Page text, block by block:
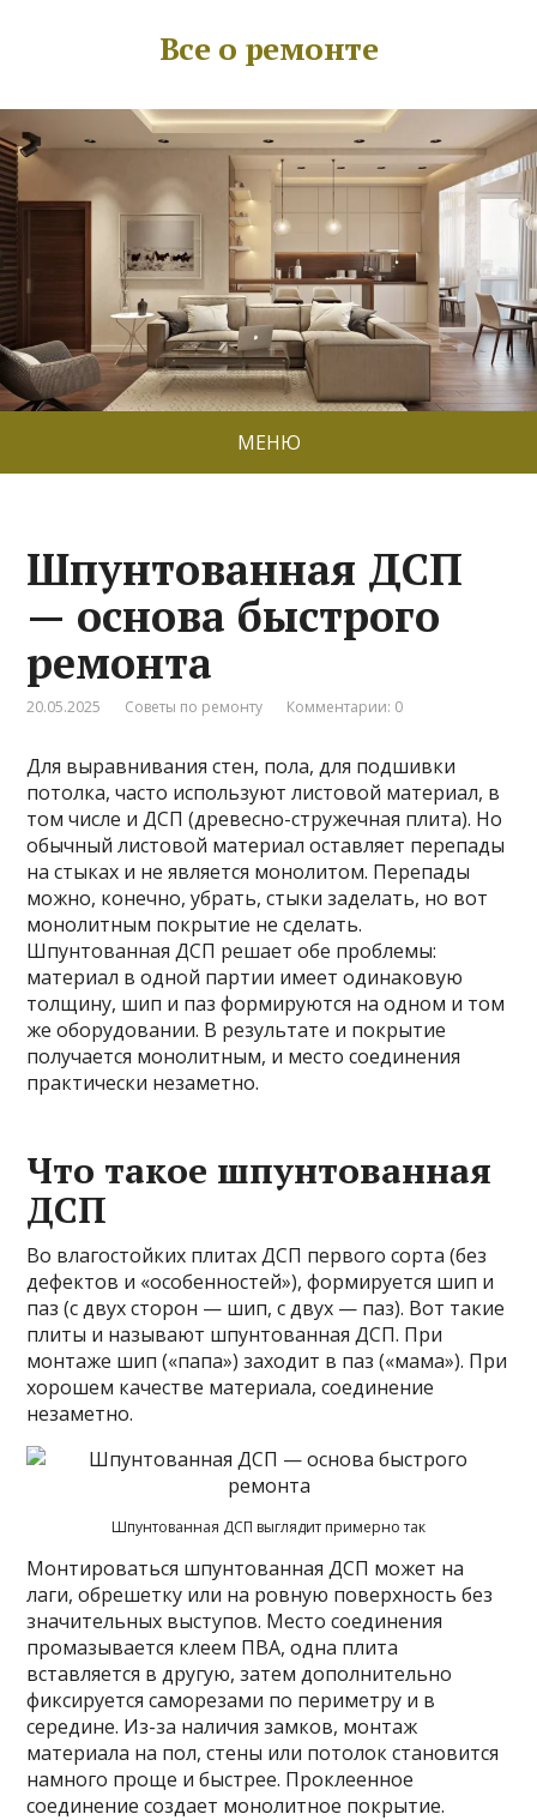
Все о ремонте
МЕНЮ
Шпунтованная ДСП
— основа быстрого
ремонта
20.05.2025 Советы по ремонту Комментарии: 0
Для выравнивания стен, пола, для подшивки
потолка, часто используют листовой материал, в
том числе и ДСП (древесно-стружечная плита). Но
обычный листовой материал оставляет перепады
на стыках и не является монолитом. Перепады
можно, конечно, убрать, стыки заделать, но вот
монолитным покрытие не сделать.
Шпунтованная ДСП решает обе проблемы:
материал в одной партии имеет одинаковую
толщину, шип и паз формируются на одном и том
же оборудовании. В результате и покрытие
получается монолитным, и место соединения
практически незаметно.
Что такое шпунтованная
ДСП
Во влагостойких плитах ДСП первого сорта (без
дефектов и «особенностей»), формируется шип и
паз (с двух сторон — шип, с двух — паз). Вот такие
плиты и называют шпунтованная ДСП. При
монтаже шип («папа») заходит в паз («мама»). При
хорошем качестве материала, соединение
незаметно.
Шпунтованная ДСП выглядит примерно так
Монтироваться шпунтованная ДСП может на
лаги, обрешетку или на ровную поверхность без
значительных выступов. Место соединения
промазывается клеем ПВА, одна плита
вставляется в другую, затем дополнительно
фиксируется саморезами по периметру и в
середине. Из-за наличия замков, монтаж
материала на пол, стены или потолок становится
намного проще и быстрее. Проклеенное
соединение создает монолитное покрытие.